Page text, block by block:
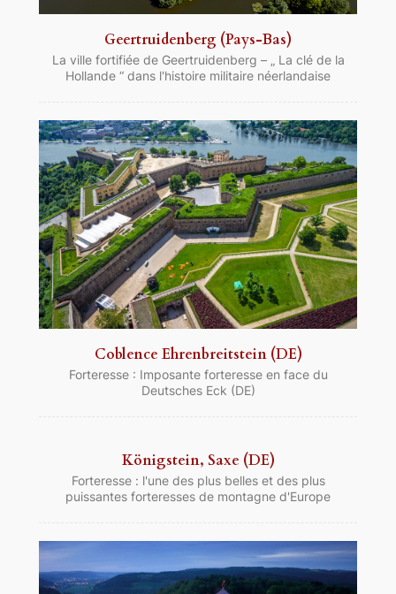
Geertruidenberg (Pays-Bas)
La ville fortifiée de Geertruidenberg – „ La clé de la
Hollande “ dans l'histoire militaire néerlandaise
Coblence Ehrenbreitstein (DE)
Forteresse : Imposante forteresse en face du
Deutsches Eck (DE)
Königstein, Saxe (DE)
Forteresse : l'une des plus belles et des plus
puissantes forteresses de montagne d'Europe